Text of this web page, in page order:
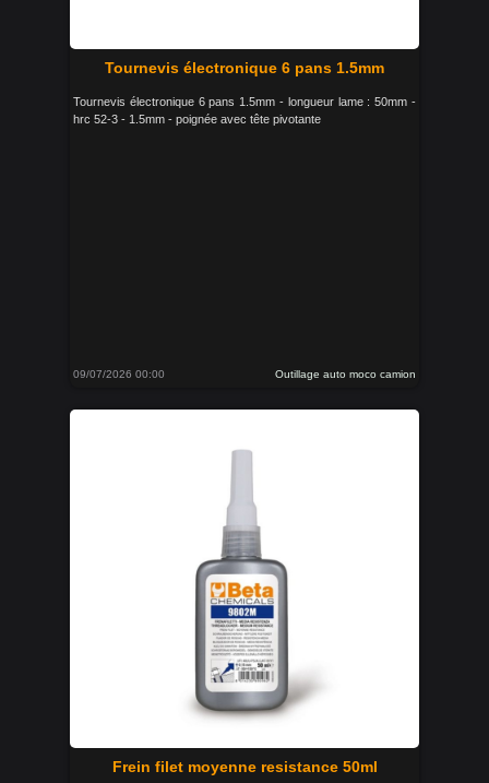
Tournevis électronique 6 pans 1.5mm
Tournevis électronique 6 pans 1.5mm - longueur lame : 50mm -
hrc 52-3 - 1.5mm - poignée avec tête pivotante
09/07/2026 00:00 Outillage auto moco camion
Frein filet moyenne resistance 50ml